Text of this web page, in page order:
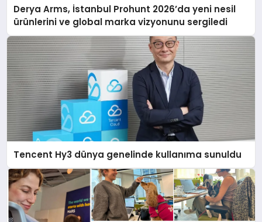
Derya Arms, İstanbul Prohunt 2026’da yeni nesil
ürünlerini ve global marka vizyonunu sergiledi
Tencent Hy3 dünya genelinde kullanıma sunuldu